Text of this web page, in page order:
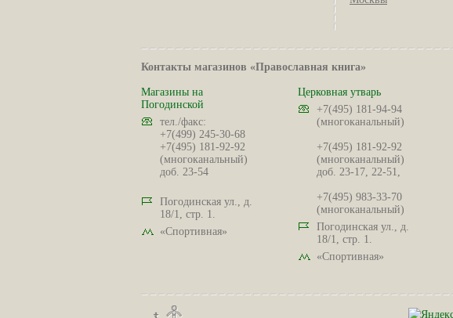
Контакты магазинов «Православная книга»
Магазины на
Погодинской
тел./факс:
+7(499) 245-30-68
+7(495) 181-92-92
(многоканальный)
доб. 23-54
Погодинская ул., д.
18/1, стр. 1.
«Спортивная»
Церковная утварь
+7(495) 181-94-94
(многоканальный)
+7(495) 181-92-92
(многоканальный)
доб. 23-17, 22-51,
+7(495) 983-33-70
(многоканальный)
Погодинская ул., д.
18/1, стр. 1.
«Спортивная»